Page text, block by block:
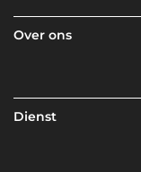
Over ons
Dienst